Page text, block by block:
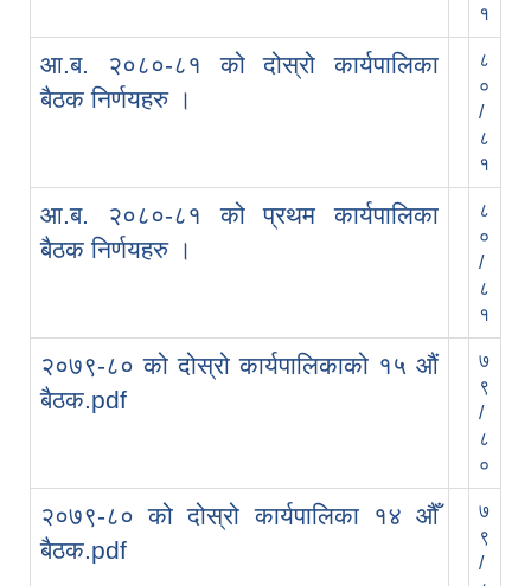
१
आ.ब. २०८०-८१ को दोस्रो कार्यपालिका
बैठक निर्णयहरु ।
८
०
/
८
१
आ.ब. २०८०-८१ को प्रथम कार्यपालिका
बैठक निर्णयहरु ।
८
०
/
८
१
२०७९-८० को दोस्रो कार्यपालिकाको १५ औं
बैठक.pdf
७
९
/
८
०
२०७९-८० को दोस्रो कार्यपालिका १४ औँ
बैठक.pdf
७
९
/